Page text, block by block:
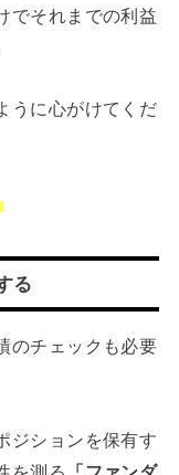
でそれまでの利益
うに心がけてくだ
る
のチェックも必要
ジションを保有す